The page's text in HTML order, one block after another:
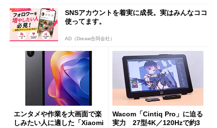
SNSアカウントを着実に成長。実はみんなココ
使ってます。
AD（Dreaw合同会社）
エンタメや作業を大画面で楽
しみたい人に適した「Xiaomi
Wacom「Cintiq Pro」に迫る
実力 27型4K／120Hzで約3